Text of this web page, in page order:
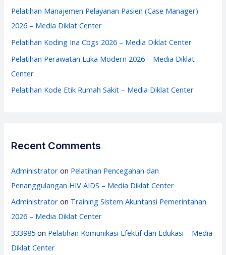
o
r
Pelatihan Manajemen Pelayanan Pasien (Case Manager)
2026 – Media Diklat Center
Pelatihan Koding Ina Cbgs 2026 – Media Diklat Center
Pelatihan Perawatan Luka Modern 2026 – Media Diklat
Center
Pelatihan Kode Etik Rumah Sakit – Media Diklat Center
Recent Comments
Administrator on Pelatihan Pencegahan dan
Penanggulangan HIV AIDS – Media Diklat Center
Administrator on Training Sistem Akuntansi Pemerintahan
2026 – Media Diklat Center
333985 on Pelatihan Komunikasi Efektif dan Edukasi – Media
Diklat Center